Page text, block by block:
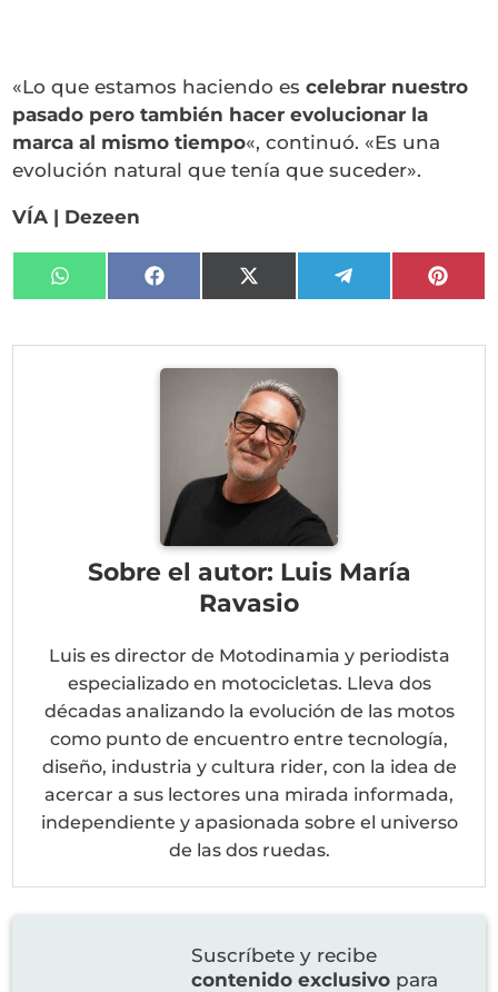
«Lo que estamos haciendo escelebrar nuestro
pasado pero también hacer evolucionar la
marca al mismo tiempo«, continuó. «Es una
evolución natural que tenía que suceder».
VÍA | Dezeen
Compartir
en
Compartir
en
Compartir
en
(Twitter)
Compartir
en
en
Sobre el autor: Luis María
Ravasio
Luis es director de Motodinamia y periodista
especializado en motocicletas. Lleva dos
décadas analizando la evolución de las motos
como punto de encuentro entre tecnología,
diseño, industria y cultura rider, con la idea de
acercar a sus lectores una mirada informada,
independiente y apasionada sobre el universo
de las dos ruedas.
Suscríbete y recibe
contenido exclusivo para